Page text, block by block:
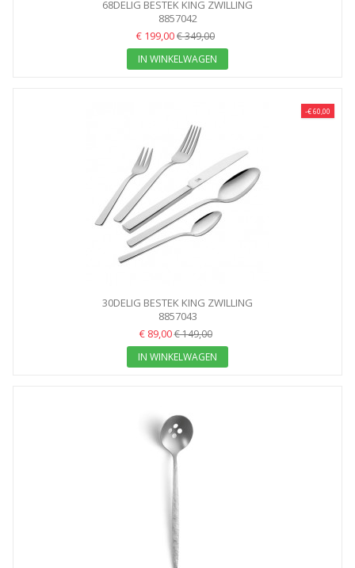
68DELIG BESTEK KING ZWILLING
8857042
€ 199,00€ 349,00
IN WINKELWAGEN
-€ 60,00
30DELIG BESTEK KING ZWILLING
8857043
€ 89,00€ 149,00
IN WINKELWAGEN